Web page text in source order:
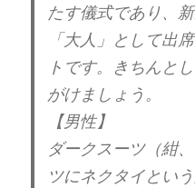
たす儀式であり、
「大人」として出
トです。きちんと
がけましょう。
【男性】
ダークスーツ（紺
ツにネクタイとい